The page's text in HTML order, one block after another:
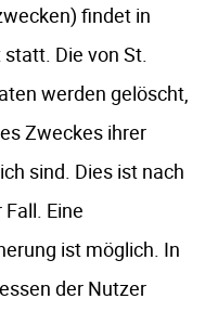
findet in
Die von St.
werden gelöscht,
Zweckes ihrer
sind. Dies ist nach
Eine
ist möglich. In
der Nutzer